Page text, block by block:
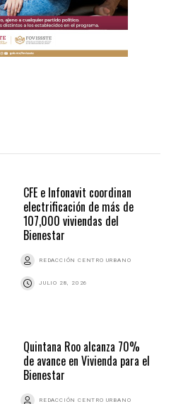
CFE e Infonavit coordinan
electrificación de más de
107,000 viviendas del
Bienestar
REDACCIÓN CENTRO URBANO
JULIO 28, 2026
Quintana Roo alcanza 70%
de avance en Vivienda para el
Bienestar
REDACCIÓN CENTRO URBANO